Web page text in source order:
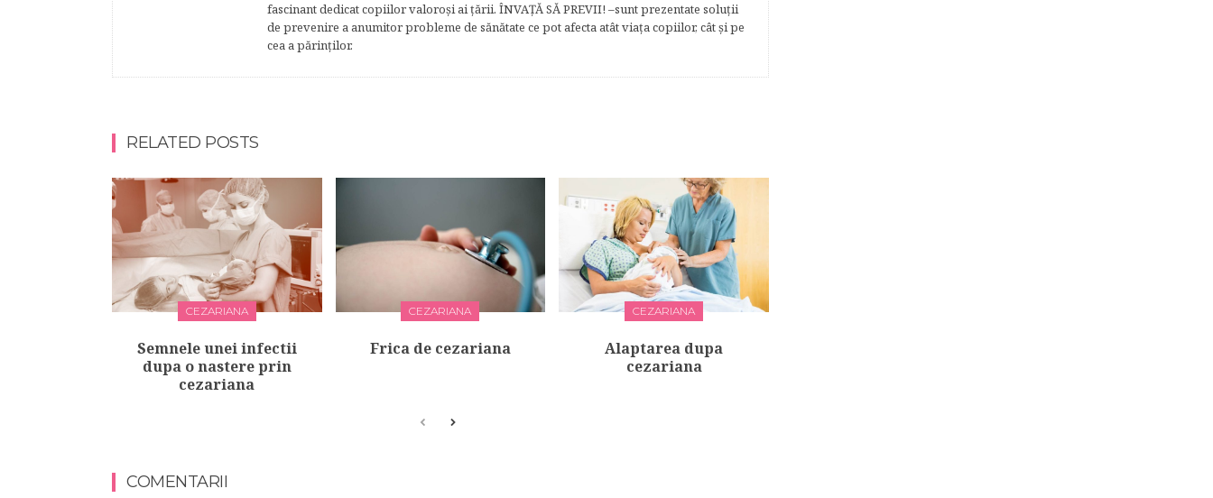
fascinant dedicat copiilor valoroși ai țării. ÎNVAŢĂ SĂ PREVII! –sunt prezentate soluţii
de prevenire a anumitor probleme de sănătate ce pot afecta atât viaţa copiilor, cât şi pe
cea a părinţilor.
RELATED POSTS
CEZARIANA
Semnele unei infectii
dupa o nastere prin
cezariana
CEZARIANA
Frica de cezariana
CEZARIANA
Alaptarea dupa
cezariana
COMENTARII